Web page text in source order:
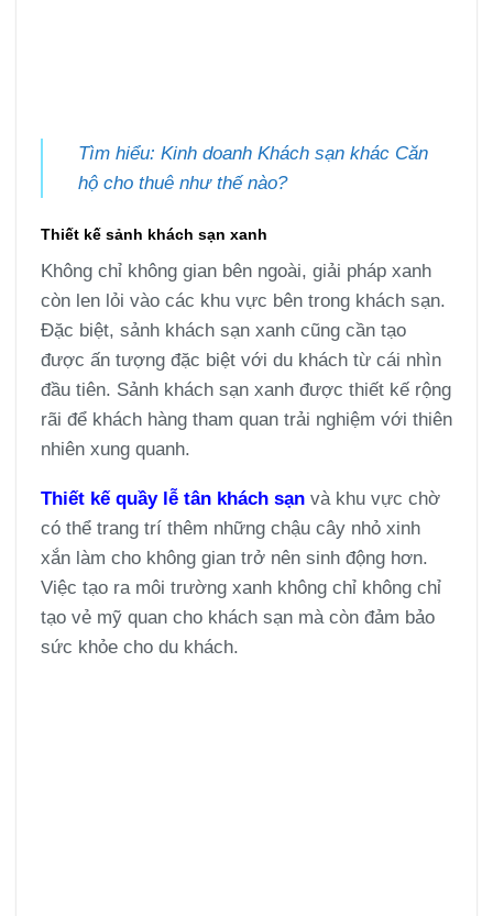
Tìm hiểu: Kinh doanh Khách sạn khác Căn
hộ cho thuê như thế nào?
Thiết kế sảnh khách sạn xanh
Không chỉ không gian bên ngoài, giải pháp xanh
còn len lỏi vào các khu vực bên trong khách sạn.
Đặc biệt, sảnh khách sạn xanh cũng cần tạo
được ấn tượng đặc biệt với du khách từ cái nhìn
đầu tiên. Sảnh khách sạn xanh được thiết kế rộng
rãi để khách hàng tham quan trải nghiệm với thiên
nhiên xung quanh.
Thiết kế quầy lễ tân khách sạnvà khu vực chờ
có thể trang trí thêm những chậu cây nhỏ xinh
xắn làm cho không gian trở nên sinh động hơn.
Việc tạo ra môi trường xanh không chỉ không chỉ
tạo vẻ mỹ quan cho khách sạn mà còn đảm bảo
sức khỏe cho du khách.